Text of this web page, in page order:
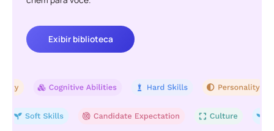
Exibir biblioteca